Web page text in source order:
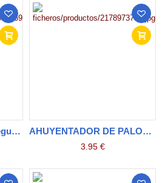
Guardallaves Caja De Seguridad Para Llaves Con Codigo 95x75x37 mm AHUYENTADOR DE PALOMAS
3.95 €